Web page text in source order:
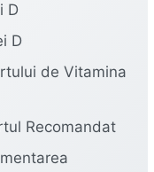
D
D
de Vitamina
Recomandat